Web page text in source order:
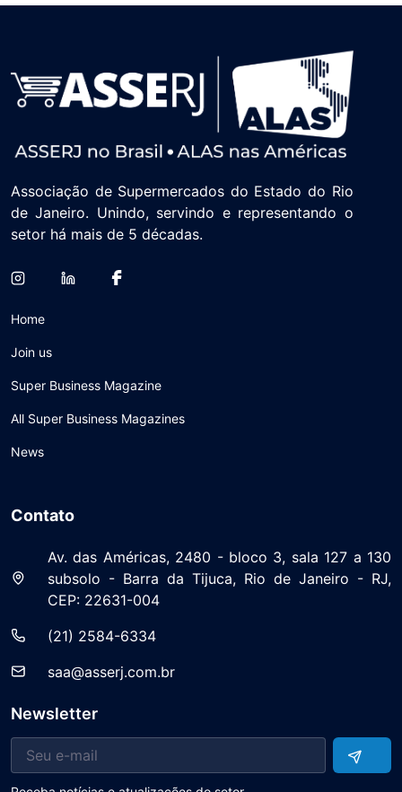
Associação de Supermercados do Estado do Rio
de Janeiro. Unindo, servindo e representando o
setor há mais de 5 décadas.
Home
Join us
Super Business Magazine
All Super Business Magazines
News
Contato
Av. das Américas, 2480 - bloco 3, sala 127 a 130
subsolo - Barra da Tijuca, Rio de Janeiro - RJ,
CEP: 22631-004
(21) 2584-6334
saa@asserj.com.br
Newsletter